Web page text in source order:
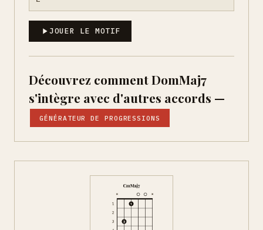
JOUER LE MOTIF
Découvrez comment DomMaj7
s'intègre avec d'autres accords —
GÉNÉRATEUR DE PROGRESSIONS